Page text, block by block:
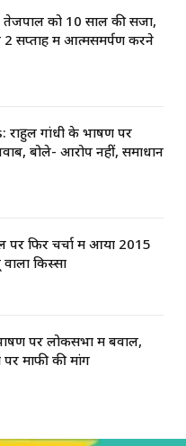
को 10 साल की सजा,
2 सप्ताह में आत्मसमर्पण करने
राहुल गांधी के भाषण पर
बोले- आरोप नहीं, समाधान
पर फिर चर्चा में आया 2015
किस्सा
पर लोकसभा में बवाल,
पर माफी की मांग